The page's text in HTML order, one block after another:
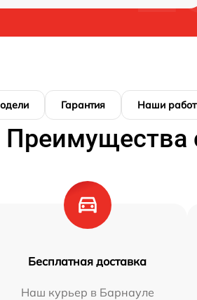
Гарантия Наши
Преимущества
Бесплатная доставка
Наш курьер в Барнауле